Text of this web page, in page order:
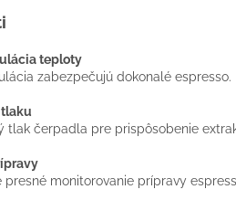
teploty
zabezpečujú dokonalé espresso.
tlak čerpadla pre prispôsobenie
presné monitorovanie prípravy